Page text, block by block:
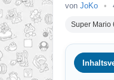
von JoKo •
Super Mario